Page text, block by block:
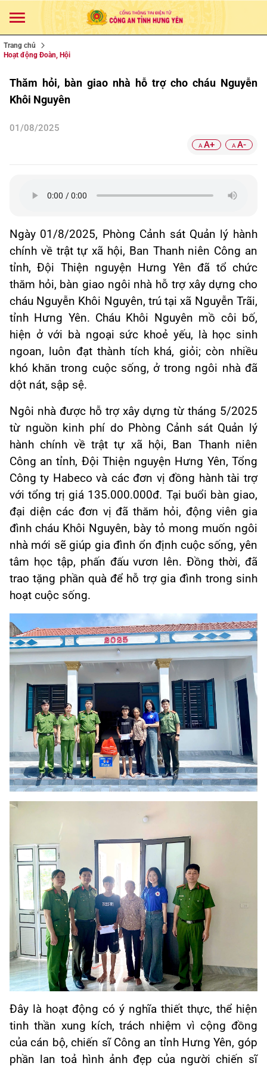
Trang chủ
Hoạt động Đoàn, Hội
Thăm hỏi, bàn giao nhà hỗ trợ cho cháu Nguyễn
Khôi Nguyên
01/08/2025
A A+ A A-
Ngày 01/8/2025, Phòng Cảnh sát Quản lý hành
chính về trật tự xã hội, Ban Thanh niên Công an
tỉnh, Đội Thiện nguyện Hưng Yên đã tổ chức
thăm hỏi, bàn giao ngôi nhà hỗ trợ xây dựng cho
cháu Nguyễn Khôi Nguyên, trú tại xã Nguyễn Trãi,
tỉnh Hưng Yên. Cháu Khôi Nguyên mồ côi bố,
hiện ở với bà ngoại sức khoẻ yếu, là học sinh
ngoan, luôn đạt thành tích khá, giỏi; còn nhiều
khó khăn trong cuộc sống, ở trong ngôi nhà đã
dột nát, sập sệ.
Ngôi nhà được hỗ trợ xây dựng từ tháng 5/2025
từ nguồn kinh phí do Phòng Cảnh sát Quản lý
hành chính về trật tự xã hội, Ban Thanh niên
Công an tỉnh, Đội Thiện nguyện Hưng Yên, Tổng
Công ty Habeco và các đơn vị đồng hành tài trợ
với tổng trị giá 135.000.000đ. Tại buổi bàn giao,
đại diện các đơn vị đã thăm hỏi, động viên gia
đình cháu Khôi Nguyên, bày tỏ mong muốn ngôi
nhà mới sẽ giúp gia đình ổn định cuộc sống, yên
tâm học tập, phấn đấu vươn lên. Đồng thời, đã
trao tặng phần quà để hỗ trợ gia đình trong sinh
hoạt cuộc sống.
Đây là hoạt động có ý nghĩa thiết thực, thể hiện
tinh thần xung kích, trách nhiệm vì cộng đồng
của cán bộ, chiến sĩ Công an tỉnh Hưng Yên, góp
phần lan toả hình ảnh đẹp của người chiến sĩ